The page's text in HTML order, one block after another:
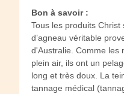
Bon à savoir :
Tous les produits
d’agneau véritable
d'Australie. Comme les
plein air, ils ont un
long et très doux. La
tannage médical